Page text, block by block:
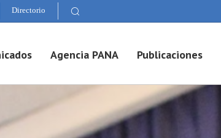
Directorio
Agencia PANA Publicaciones